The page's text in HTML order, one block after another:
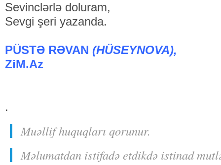
Sevinclərlə doluram,
Sevgi şeri yazanda.
PÜSTƏ RƏVAN (HÜSEYNOVA),
ZiM.Az
.
Muəllif huquqları qorunur.
Məlumatdan istifadə etdikdə istinad